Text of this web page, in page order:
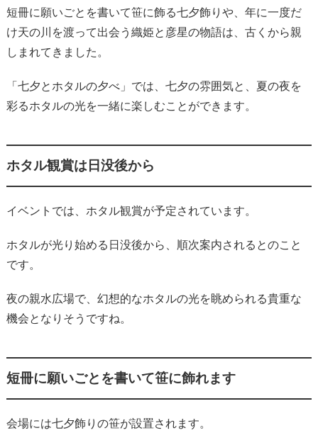
短冊に願いごとを書いて笹に飾る七夕飾りや、年に一度だ
け天の川を渡って出会う織姫と彦星の物語は、古くから親
しまれてきました。
「七夕とホタルの夕べ」では、七夕の雰囲気と、夏の夜を
彩るホタルの光を一緒に楽しむことができます。
ホタル観賞は日没後から
イベントでは、ホタル観賞が予定されています。
ホタルが光り始める日没後から、順次案内されるとのこと
です。
夜の親水広場で、幻想的なホタルの光を眺められる貴重な
機会となりそうですね。
短冊に願いごとを書いて笹に飾れます
会場には七夕飾りの笹が設置されます。